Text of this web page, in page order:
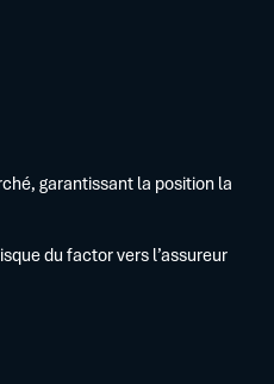
garantissant la position la
du factor vers l’assureur